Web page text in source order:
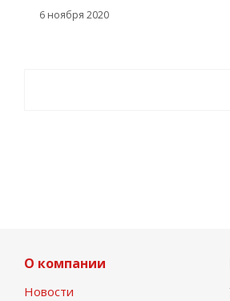
6 ноября 2020
О компании
Новости